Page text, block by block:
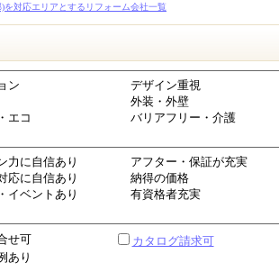
を対応エリアとするリフォーム会社一覧
ン
デザイン重視
外装・外壁
エコ
バリアフリー・介護
力に自信あり
アフター・保証が充実
応に自信あり
納得の価格
イベントあり
有資格者充実
せ可
カタログ請求可
あり